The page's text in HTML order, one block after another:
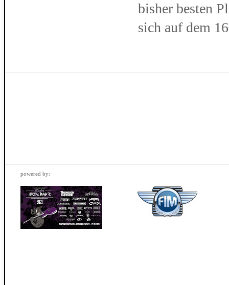
bisher besten
sich auf dem
powered by: